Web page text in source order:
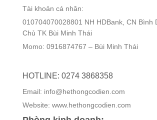
Tài khoản cá nhân:
010704070028801 NH HDBank, CN Bình
Chủ TK Bùi Minh Thái
Momo: 0916874767 – Bùi Minh Thái
HOTLINE: 0274 3868358
Email: info@hethongcodien.com
Website: www.hethongcodien.com